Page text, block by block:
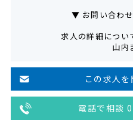
▼ お問い合わ
求人の詳細につい
山内
この求人
電話で相談